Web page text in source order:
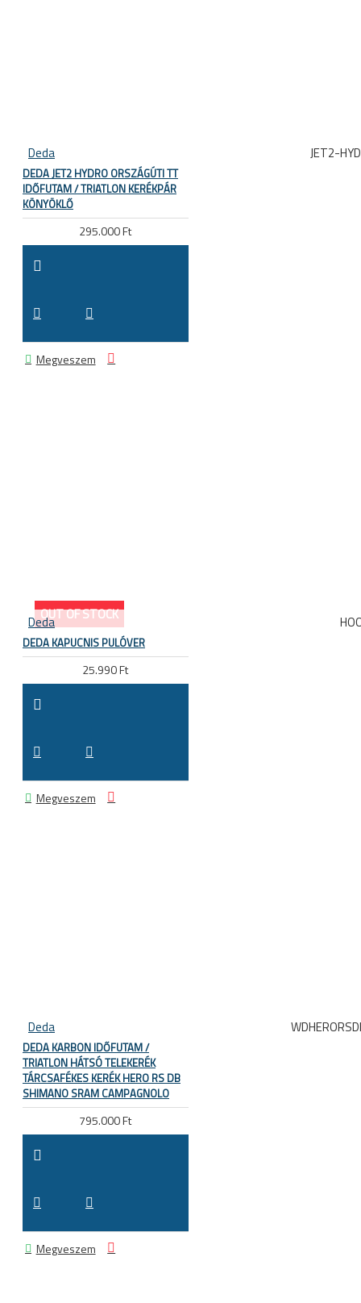
Deda JET2-
DEDA JET2 HYDRO ORSZÁGÚTI TT
IDŐFUTAM / TRIATLON KERÉKPÁR
KÖNYÖKLŐ
295.000 Ft
Megveszem
OUT OF STOCK
Deda
DEDA KAPUCNIS PULÓVER
25.990 Ft
Megveszem
Deda
DEDA KARBON IDŐFUTAM /
TRIATLON HÁTSÓ TELEKERÉK
TÁRCSAFÉKES KERÉK HERO RS DB
SHIMANO SRAM CAMPAGNOLO
795.000 Ft
Megveszem